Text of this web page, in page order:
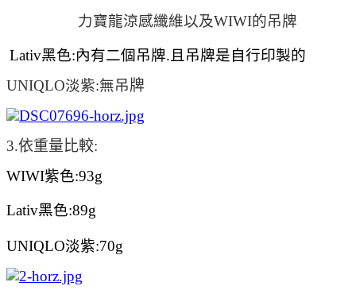
力寶龍涼感纖維以及WIWI的吊牌
Lativ黑色:內有二個吊牌.且 吊牌是自行印製的
UNIQLO淡紫:無吊牌
3.依重量 比較:
WIWI紫色:93g
Lativ黑色:89g
UNIQLO淡紫:70g